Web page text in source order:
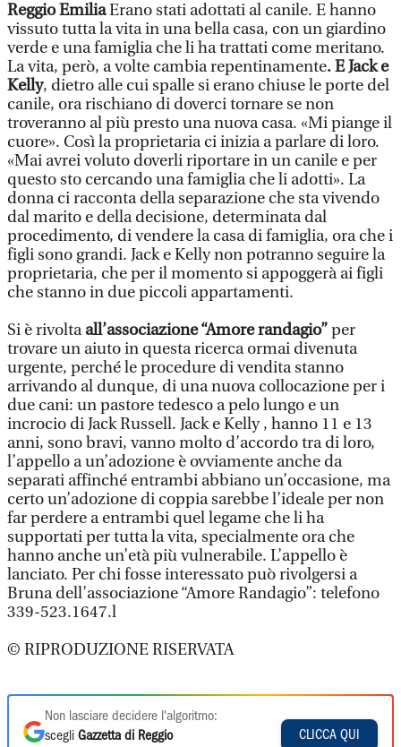
Reggio EmiliaErano stati adottati al canile. E hanno
vissuto tutta la vita in una bella casa, con un giardino
verde e una famiglia che li ha trattati come meritano.
La vita, però, a volte cambia repentinamente. E Jack e
Kelly, dietro alle cui spalle si erano chiuse le porte del
canile, ora rischiano di doverci tornare se non
troveranno al più presto una nuova casa. «Mi piange il
cuore». Così la proprietaria ci inizia a parlare di loro.
«Mai avrei voluto doverli riportare in un canile e per
questo sto cercando una famiglia che li adotti». La
donna ci racconta della separazione che sta vivendo
dal marito e della decisione, determinata dal
procedimento, di vendere la casa di famiglia, ora che i
figli sono grandi. Jack e Kelly non potranno seguire la
proprietaria, che per il momento si appoggerà ai figli
che stanno in due piccoli appartamenti.
Si è rivoltaall’associazione “Amore randagio”per
trovare un aiuto in questa ricerca ormai divenuta
urgente, perché le procedure di vendita stanno
arrivando al dunque, di una nuova collocazione per i
due cani: un pastore tedesco a pelo lungo e un
incrocio di Jack Russell. Jack e Kelly , hanno 11 e 13
anni, sono bravi, vanno molto d’accordo tra di loro,
l’appello a un’adozione è ovviamente anche da
separati affinché entrambi abbiano un’occasione, ma
certo un’adozione di coppia sarebbe l’ideale per non
far perdere a entrambi quel legame che li ha
supportati per tutta la vita, specialmente ora che
hanno anche un’età più vulnerabile. L’appello è
lanciato. Per chi fosse interessato può rivolgersi a
Bruna dell’associazione “Amore Randagio”: telefono
339-523.1647.l
© RIPRODUZIONE RISERVATA
Non lasciare decidere l'algoritmo:
scegli Gazzetta di Reggio
CLICCA QUI